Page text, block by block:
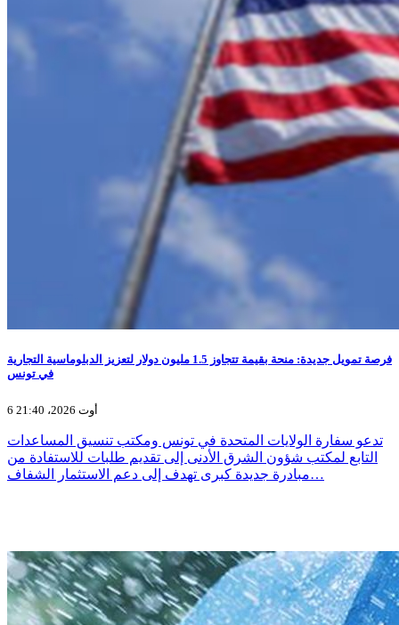
فرصة تمويل جديدة: منحة بقيمة تتجاوز 1.5 مليون دولار لتعزيز الدبلوماسية التجارية
في تونس
6 أوت 2026، 21:40
تدعو سفارة الولايات المتحدة في تونس ومكتب تنسيق المساعدات
التابع لمكتب شؤون الشرق الأدنى إلى تقديم طلبات للاستفادة من
مبادرة جديدة كبرى تهدف إلى دعم الاستثمار الشفاف…